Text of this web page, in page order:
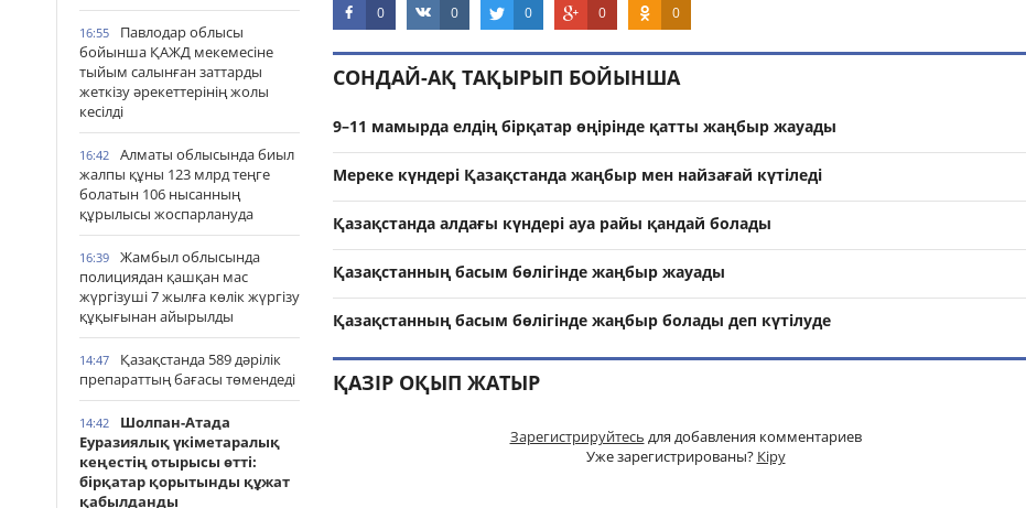
16:55
Павлодар облысы
бойынша ҚАЖД мекемесіне
тыйым салынған заттарды
жеткізу әрекеттерінің жолы
кесілді
16:42
Алматы облысында биыл
жалпы құны 123 млрд теңге
болатын 106 нысанның
құрылысы жоспарлануда
16:39
Жамбыл облысында
полициядан қашқан мас
жүргізуші 7 жылға көлік жүргізу
құқығынан айырылды
14:47
Қазақстанда 589 дәрілік
препараттың бағасы төмендеді
14:42
Шолпан-Атада
Еуразиялық үкіметаралық
кеңестің отырысы өтті:
бірқатар қорытынды құжат
қабылданды
0 0 0 0 0
СОНДАЙ-АҚ ТАҚЫРЫП БОЙЫНША
9–11 мамырда елдің бірқатар өңірінде қатты жаңбыр жауады
Мереке күндері Қазақстанда жаңбыр мен найзағай күтіледі
Қазақстанда алдағы күндері ауа райы қандай болады
Қазақстанның басым бөлігінде жаңбыр жауады
Қазақстанның басым бөлігінде жаңбыр болады деп күтілуде
ҚАЗІР ОҚЫП ЖАТЫР
Зарегистрируйтесь для добавления комментариев
Уже зарегистрированы? Кіру